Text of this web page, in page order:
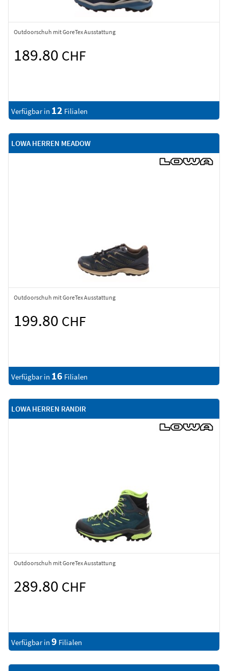
Outdoorschuh mit GoreTex Ausstattung
189.80 CHF
Verfügbar in 12 Filialen
LOWA HERREN MEADOW
Outdoorschuh mit GoreTex Ausstattung
199.80 CHF
Verfügbar in 16 Filialen
LOWA HERREN RANDIR
Outdoorschuh mit GoreTex Ausstattung
289.80 CHF
Verfügbar in 9 Filialen